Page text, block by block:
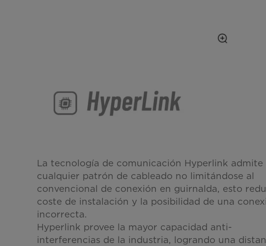
La tecnología de comunicación Hyperlink admite
cualquier patrón de cableado no limitándose al
convencional de conexión en guirnalda, esto
coste de instalación y la posibilidad de una
incorrecta.
Hyperlink provee la mayor capacidad anti-
interferencias de la industria, logrando una